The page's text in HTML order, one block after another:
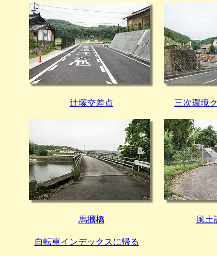
辻塚交差点 三次環境
馬摑橋 風土
自転車インデックスに帰る